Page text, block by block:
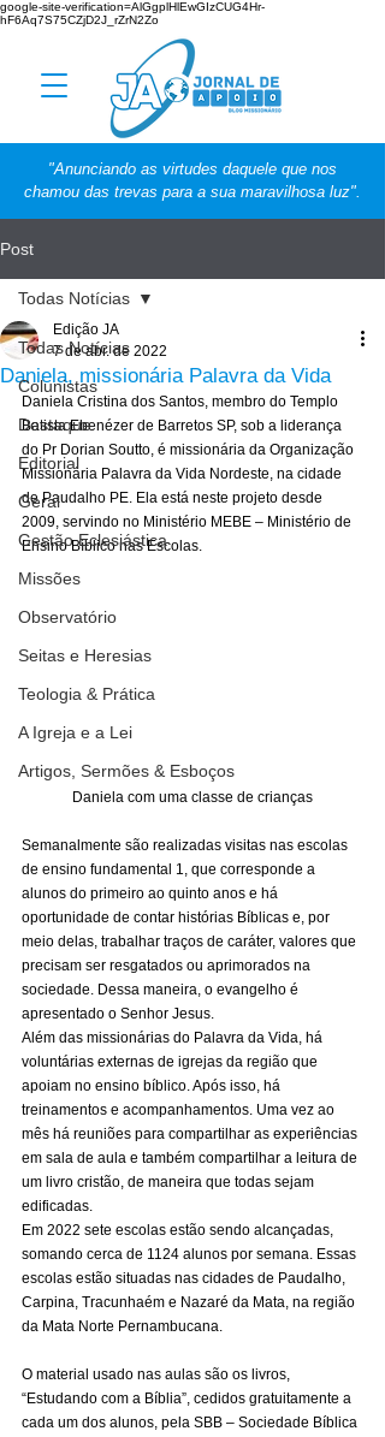
google-site-verification=AlGgplHlEwGIzCUG4Hr-
hF6Aq7S75CZjD2J_rZrN2Zo
"Anunciando as virtudes daquele que nos
chamou das trevas para a sua maravilhosa luz".
Post
Todas Notícias
Colunistas
Destaque
Editorial
Geral
Gestão Eclesiástica
Missões
Observatório
Seitas e Heresias
Teologia & Prática
A Igreja e a Lei
Artigos, Sermões & Esboços
Todas Notícias
Daniela, missionária Palavra da Vida
Edição JA
7 de abr. de 2022
Daniela Cristina dos Santos, membro do Templo
Batista Ebenézer de Barretos SP, sob a liderança
do Pr Dorian Soutto, é missionária da Organização
Missionária Palavra da Vida Nordeste, na cidade
de Paudalho PE. Ela está neste projeto desde
2009, servindo no Ministério MEBE – Ministério de
Ensino Bíblico nas Escolas.
Daniela com uma classe de crianças
Semanalmente são realizadas visitas nas escolas
de ensino fundamental 1, que corresponde a
alunos do primeiro ao quinto anos e há
oportunidade de contar histórias Bíblicas e, por
meio delas, trabalhar traços de caráter, valores que
precisam ser resgatados ou aprimorados na
sociedade. Dessa maneira, o evangelho é
apresentado o Senhor Jesus.
Além das missionárias do Palavra da Vida, há
voluntárias externas de igrejas da região que
apoiam no ensino bíblico. Após isso, há
treinamentos e acompanhamentos. Uma vez ao
mês há reuniões para compartilhar as experiências
em sala de aula e também compartilhar a leitura de
um livro cristão, de maneira que todas sejam
edificadas.
Em 2022 sete escolas estão sendo alcançadas,
somando cerca de 1124 alunos por semana. Essas
escolas estão situadas nas cidades de Paudalho,
Carpina, Tracunhaém e Nazaré da Mata, na região
da Mata Norte Pernambucana.
O material usado nas aulas são os livros,
“Estudando com a Bíblia”, cedidos gratuitamente a
cada um dos alunos, pela SBB – Sociedade Bíblica